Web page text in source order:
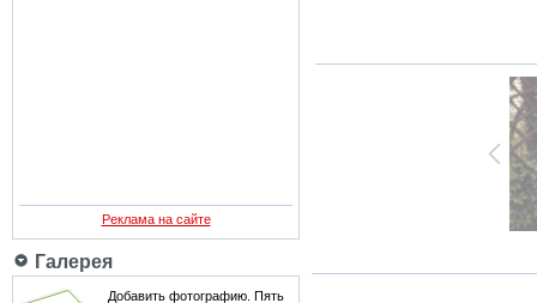
Реклама на сайте
Галерея
Добавить фотографию. Пять